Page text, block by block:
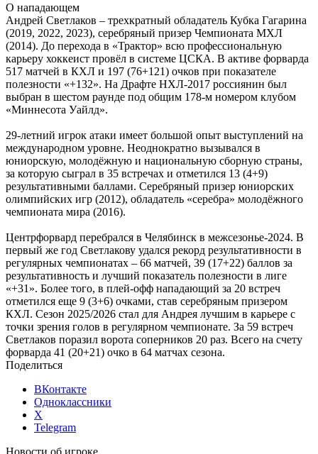
О нападающем
Андрей Светлаков – трехкратный обладатель Кубка Гагарина
(2019, 2022, 2023), серебряный призер Чемпионата МХЛ
(2014). До перехода в «Трактор» всю профессиональную
карьеру хоккеист провёл в системе ЦСКА. В активе форварда
517 матчей в КХЛ и 197 (76+121) очков при показателе
полезности «+132». На Драфте НХЛ-2017 россиянин был
выбран в шестом раунде под общим 178-м номером клубом
«Миннесота Уайлд».
29-летний игрок атаки имеет большой опыт выступлений на
международном уровне. Неоднократно вызывался в
юниорскую, молодёжную и национальную сборную страны,
за которую сыграл в 35 встречах и отметился 13 (4+9)
результативными баллами. Серебряный призер юниорских
олимпийских игр (2012), обладатель «серебра» молодёжного
чемпионата мира (2016).
Центрфорвард перебрался в Челябинск в межсезонье-2024. В
первый же год Светлакову удался рекорд результативности в
регулярных чемпионатах – 66 матчей, 39 (17+22) баллов за
результативность и лучший показатель полезности в лиге
«+31». Более того, в плей-офф нападающий за 20 встреч
отметился еще 9 (3+6) очками, став серебряным призером
КХЛ. Сезон 2025/2026 стал для Андрея лучшим в карьере с
точки зрения голов в регулярном чемпионате. За 59 встреч
Светлаков поразил ворота соперников 20 раз. Всего на счету
форварда 41 (20+21) очко в 64 матчах сезона.
Поделиться
ВКонтакте
Одноклассники
X
Telegram
Новости об игроке